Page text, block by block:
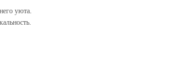
уюта.